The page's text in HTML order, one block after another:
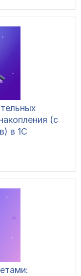
(с
в 1С